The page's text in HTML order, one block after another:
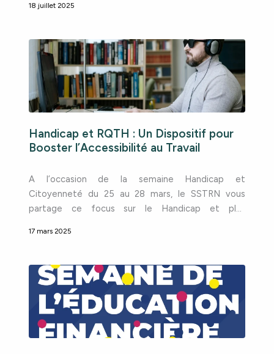
18 juillet 2025
pour leur présence en cette chaude journée de
occasion pour leur présenter nos réalisations 2024
et
Handicap et RQTH : Un Dispositif pour
Booster l’Accessibilité au Travail
17 mars 2025
A l’occasion de la semaine Handicap et
Citoyenneté du 25 au 28 mars, le SSTRN vous
partage ce focus sur le Handicap et plus
une altération physique ou psychique substantielle,
durable ou définitive d’une personne